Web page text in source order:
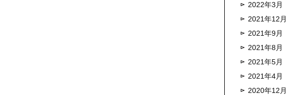
2022年3月
2021年12月
2021年9月
2021年8月
2021年5月
2021年4月
2020年12月